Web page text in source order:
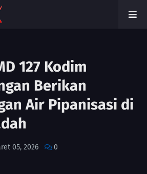
127 Kodim
Berikan
Air Pipanisasi di
05, 2026 0